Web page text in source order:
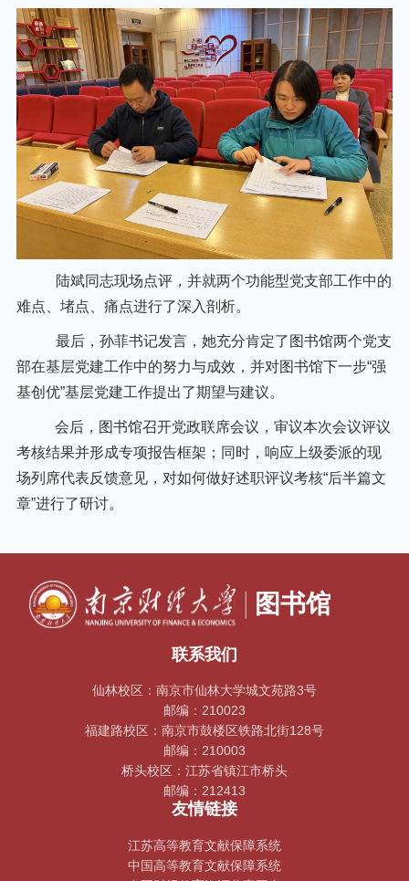
陆斌同志现场点评，并就两个功能型党支部工作中的
难点、堵点、痛点进行了深入剖析。
最后，孙菲书记发言，她充分肯定了图书馆两个党支
部在基层党建工作中的努力与成效，并对图书馆下一步“强
基创优”基层党建工作提出了期望与建议。
会后，图书馆召开党政联席会议，审议本次会议评议
考核结果并形成专项报告框架；同时，响应上级委派的现
场列席代表反馈意见，对如何做好述职评议考核“后半篇文
章”进行了研讨。
联系我们
仙林校区：南京市仙林大学城文苑路3号
邮编：210023
福建路校区：南京市鼓楼区铁路北街128号
邮编：210003
桥头校区：江苏省镇江市桥头
邮编：212413
友情链接
江苏高等教育文献保障系统
中国高等教育文献保障系统